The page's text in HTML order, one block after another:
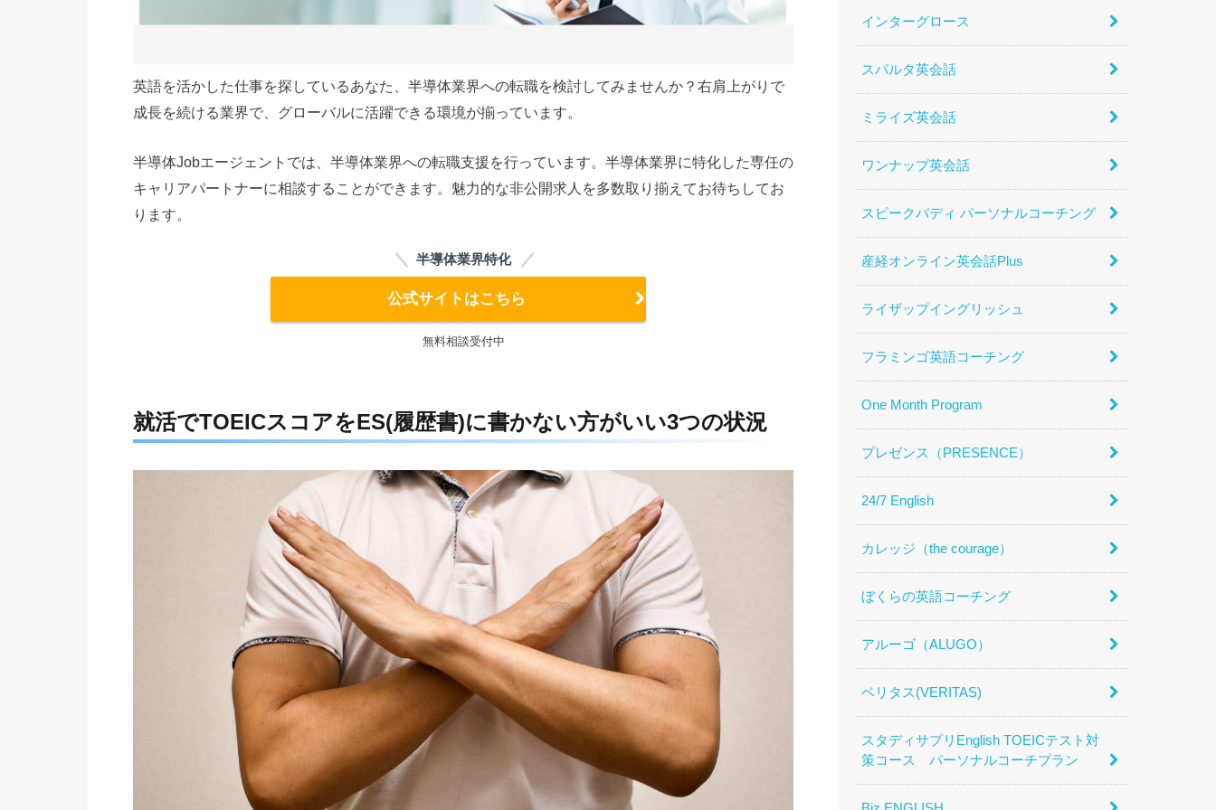
英語を活かした仕事を探しているあなた、半導体業界への転職を検討してみませんか？右肩上がりで
成長を続ける業界で、グローバルに活躍できる環境が揃っています。
半導体Jobエージェントでは、半導体業界への転職支援を行っています。半導体業界に特化した専任の
キャリアパートナーに相談することができます。魅力的な非公開求人を多数取り揃えてお待ちしてお
ります。
半導体業界特化
公式サイトはこちら
無料相談受付中
就活でTOEICスコアをES(履歴書)に書かない方がいい3つの状況
インターグロース
スパルタ英会話
ミライズ英会話
ワンナップ英会話
スピークバディ パーソナルコーチング
産経オンライン英会話Plus
ライザップイングリッシュ
フラミンゴ英語コーチング
One Month Program
プレゼンス（PRESENCE）
24/7 English
カレッジ（the courage）
ぼくらの英語コーチング
アルーゴ（ALUGO）
ベリタス(VERITAS)
スタディサプリEnglish TOEICテスト対
策コース パーソナルコーチプラン